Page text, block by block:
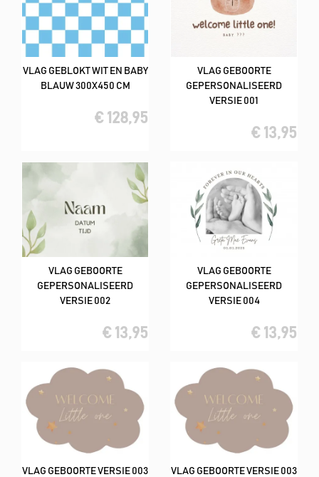
VLAG GEBLOKT WIT EN BABY
BLAUW 300X450 CM
€ 128,95
VLAG GEBOORTE
GEPERSONALISEERD
VERSIE 001
€ 13,95
VLAG GEBOORTE
GEPERSONALISEERD
VERSIE 002
€ 13,95
VLAG GEBOORTE
GEPERSONALISEERD
VERSIE 004
€ 13,95
VLAG GEBOORTE VERSIE 003
VLAG GEBOORTE VERSIE 003